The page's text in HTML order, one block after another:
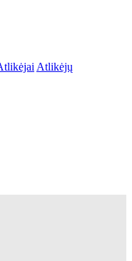
Atlikėjų